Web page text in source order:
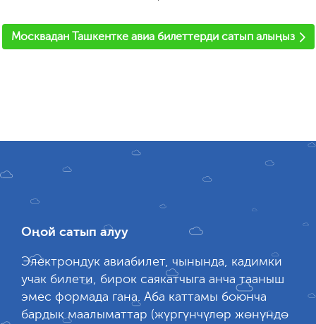
'
Москвадан Ташкентке авиа билеттерди сатып алыңыз
Оңой сатып алуу
Электрондук авиабилет, чынында, кадимки
учак билети, бирок саякатчыга анча тааныш
эмес формада гана. Аба каттамы боюнча
бардык маалыматтар (жүргүнчүлөр жөнүндө